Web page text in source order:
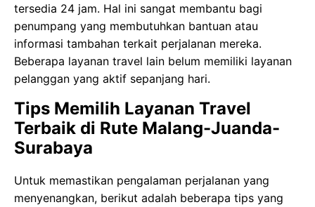
tersedia 24 jam. Hal ini sangat membantu bagi
penumpang yang membutuhkan bantuan atau
informasi tambahan terkait perjalanan mereka.
Beberapa layanan travel lain belum memiliki layanan
pelanggan yang aktif sepanjang hari.
Tips Memilih Layanan Travel
Terbaik di Rute Malang-Juanda-
Surabaya
Untuk memastikan pengalaman perjalanan yang
menyenangkan, berikut adalah beberapa tips yang